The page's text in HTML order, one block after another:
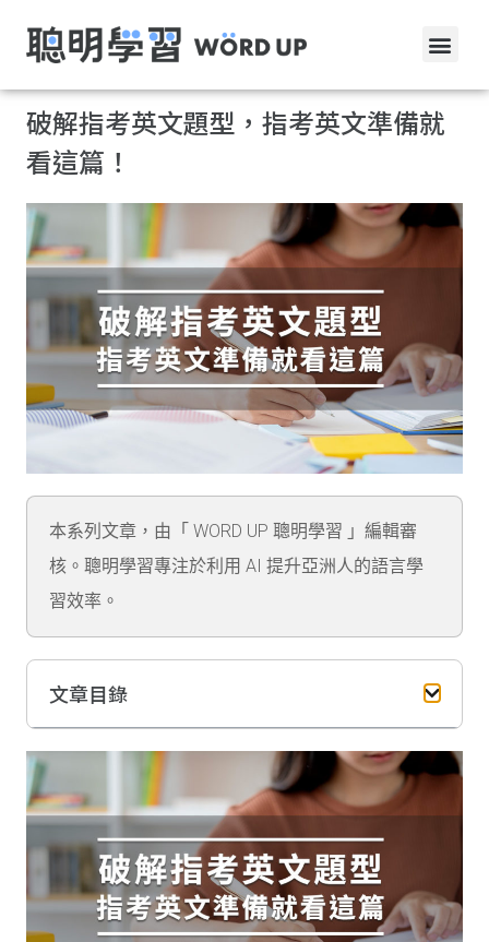
破解指考英文題型，指考英文準備就
看這篇！
本系列文章，由「 WORD UP 聰明學習 」編輯審
核。聰明學習專注於利用 AI 提升亞洲人的語言學
習效率。
文章目錄